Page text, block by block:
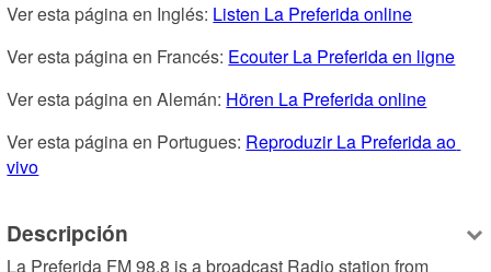
Ver esta página en Inglés: Listen La Preferida online
Ver esta página en Francés: Ecouter La Preferida en ligne
Ver esta página en Alemán: Hören La Preferida online
Ver esta página en Portugues: Reproduzir La Preferida ao
vivo
Descripción
La Preferida FM 98.8 is a broadcast Radio station from